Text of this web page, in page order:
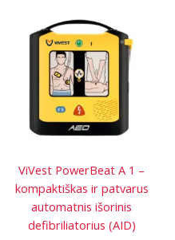
ViVest PowerBeat A 1 –
kompaktiškas ir patvarus
automatnis išorinis
defibriliatorius (AID)